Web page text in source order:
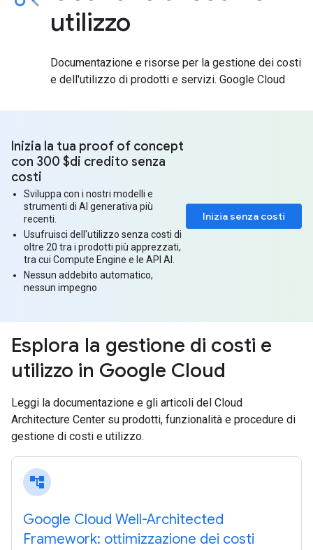
utilizzo
Documentazione e risorse per la gestione dei costi
e dell'utilizzo di prodotti e servizi. Google Cloud
Inizia senza costi
Inizia la tua proof of concept
con 300 $di credito senza
costi
Sviluppa con i nostri modelli e
strumenti di AI generativa più
recenti.
Usufruisci dell'utilizzo senza costi di
oltre 20 tra i prodotti più apprezzati,
tra cui Compute Engine e le API AI.
Nessun addebito automatico,
nessun impegno
Esplora la gestione di costi e
utilizzo in Google Cloud
Leggi la documentazione e gli articoli del Cloud
Architecture Center su prodotti, funzionalità e procedure di
gestione di costi e utilizzo.
account_tree
Google Cloud Well-Architected
Framework: ottimizzazione dei costi